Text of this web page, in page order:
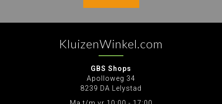
KluizenWinkel.com
GBS Shops
Apolloweg 34
8239 DA Lelystad